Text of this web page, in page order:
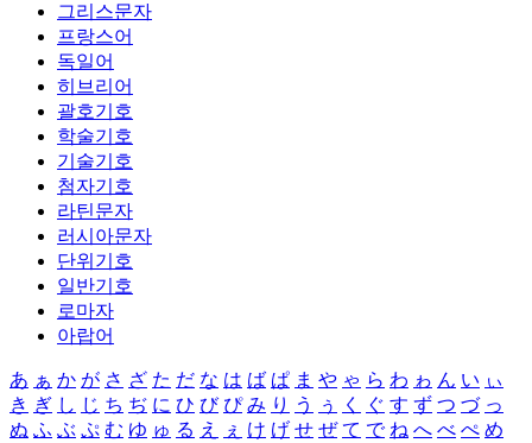
그리스문자
프랑스어
독일어
히브리어
괄호기호
학술기호
기술기호
첨자기호
라틴문자
러시아문자
단위기호
일반기호
로마자
아랍어
あ ぁ か が さ ざ た だ な は ば ぱ ま や ゃ ら わ ゎ ん い ぃ
き ぎ し じ ち ぢ に ひ び ぴ み り う ぅ く ぐ す ず つ づ っ
ぬ ふ ぶ ぷ む ゆ ゅ る え ぇ け げ せ ぜ て で ね へ べ ぺ め